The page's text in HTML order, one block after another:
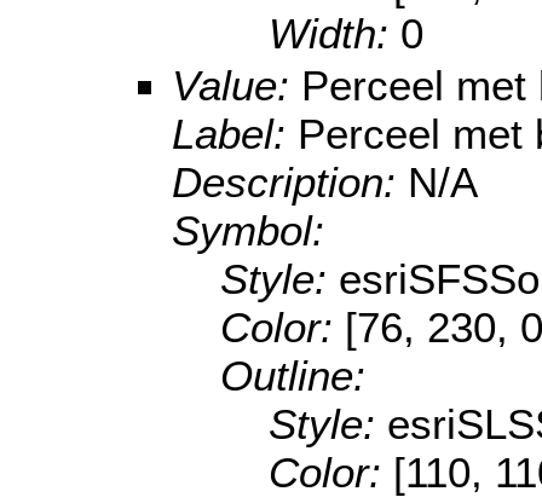
Width: 0
Value: Perceel met
Label: Perceel met
Description: N/A
Symbol:
Style:
Color: [76, 230,
Outline:
Style:
Color: [110,